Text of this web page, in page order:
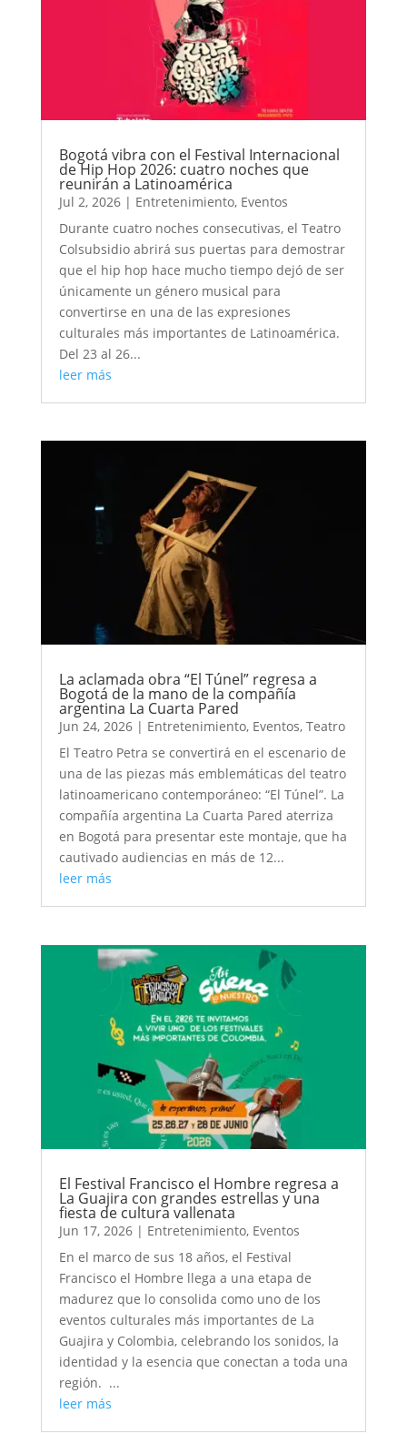
Bogotá vibra con el Festival Internacional
de Hip Hop 2026: cuatro noches que
reunirán a Latinoamérica
Jul 2, 2026| Entretenimiento, Eventos
Durante cuatro noches consecutivas, el Teatro
Colsubsidio abrirá sus puertas para demostrar
que el hip hop hace mucho tiempo dejó de ser
únicamente un género musical para
convertirse en una de las expresiones
culturales más importantes de Latinoamérica.
Del 23 al 26...
leer más
La aclamada obra “El Túnel” regresa a
Bogotá de la mano de la compañía
argentina La Cuarta Pared
Jun 24, 2026| Entretenimiento, Eventos, Teatro
El Teatro Petra se convertirá en el escenario de
una de las piezas más emblemáticas del teatro
latinoamericano contemporáneo: “El Túnel”. La
compañía argentina La Cuarta Pared aterriza
en Bogotá para presentar este montaje, que ha
cautivado audiencias en más de 12...
leer más
El Festival Francisco el Hombre regresa a
La Guajira con grandes estrellas y una
fiesta de cultura vallenata
Jun 17, 2026| Entretenimiento, Eventos
En el marco de sus 18 años, el Festival
Francisco el Hombre llega a una etapa de
madurez que lo consolida como uno de los
eventos culturales más importantes de La
Guajira y Colombia, celebrando los sonidos, la
identidad y la esencia que conectan a toda una
región. ...
leer más